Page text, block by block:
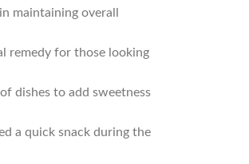
maintaining overall
remedy for those looking
dishes to add sweetness
a quick snack during the